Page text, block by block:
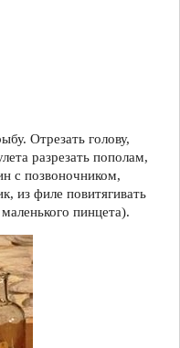
Отрезать голову,
разрезать пополам,
с позвоночником,
из филе повитягивать
пинцета).